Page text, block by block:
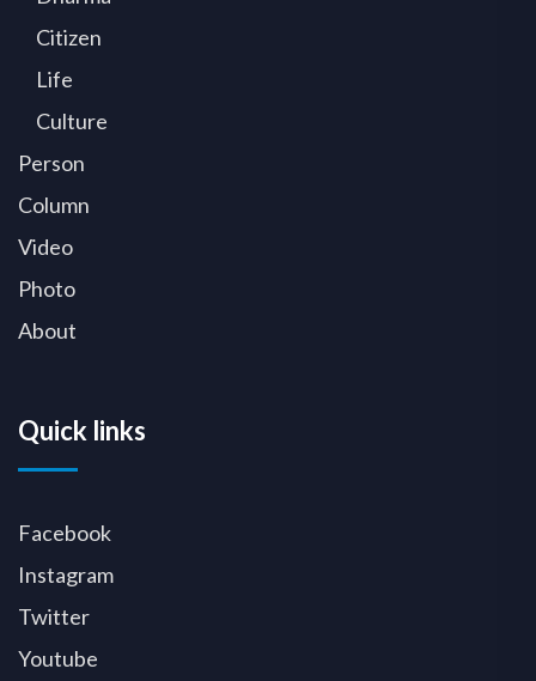
Citizen
Life
Culture
Person
Column
Video
Photo
About
Quick links
Facebook
Instagram
Twitter
Youtube